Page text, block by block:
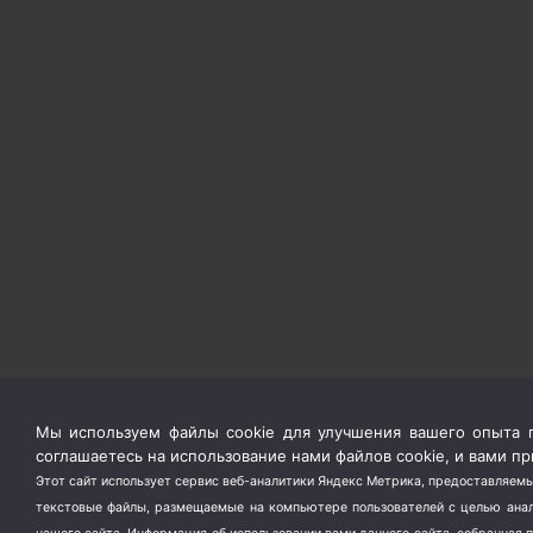
Мы используем файлы cookie для улучшения вашего опыта
соглашаетесь на использование нами файлов cookie, и вами
Этот сайт использует сервис веб-аналитики Яндекс Метрика,
текстовые файлы, размещаемые на компьютере пользователей с целью